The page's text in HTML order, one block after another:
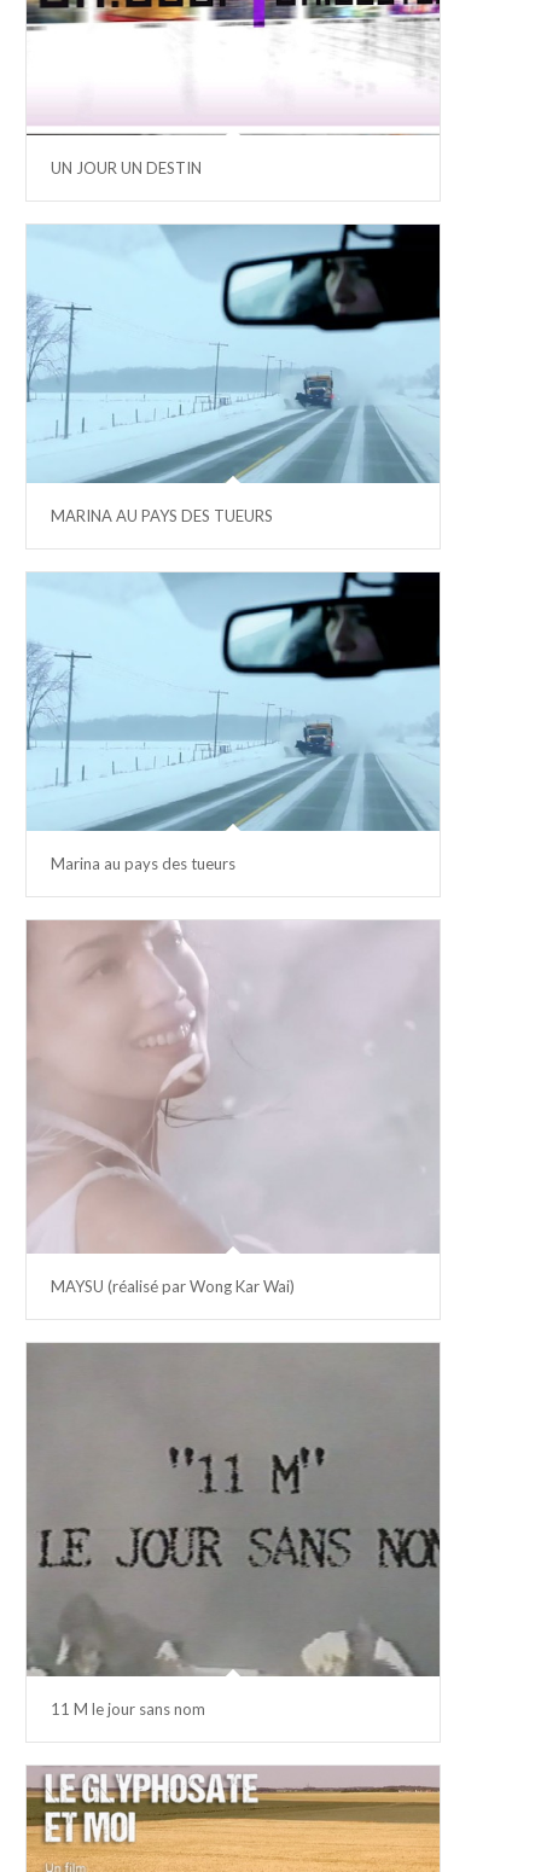
UN JOUR UN DESTIN
MARINA AU PAYS DES TUEURS
Marina au pays des tueurs
MAYSU (réalisé par Wong Kar Wai)
11 M le jour sans nom